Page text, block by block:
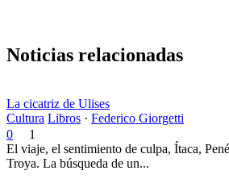
Noticias relacionadas
La cicatriz de Ulises
Cultura Libros · Federico Giorgetti
0
1
El viaje, el sentimiento de culpa, Ítaca,
Troya. La búsqueda de un...